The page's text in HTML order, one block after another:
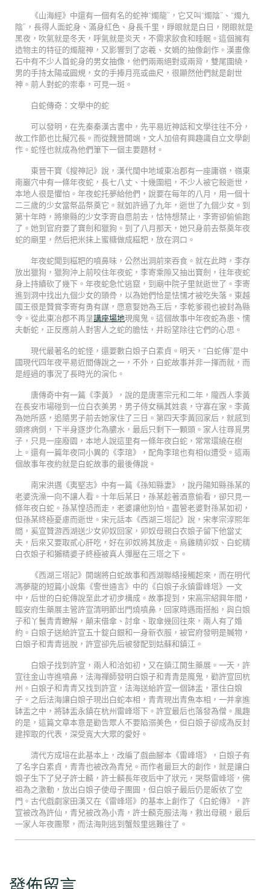
《山海經》中還有一個有名的蛇神“燭龍”，它又叫“燭陰”、“燭九
陰”，長得人面蛇身、滿身紅色、身長千里，睜眼就是白日，閉眼就是
黑夜，吹氣就是冬天，呼氣就是炎天，不需求飲食和睡眠。這個擁有
造物主的特征的燭龍神，又影響到了宓羲、女媧的抽像創作。漢畫像
石中有不少人首蛇身的男女抽像，他們兩兩絕對或兩背，雙尾圍繞，
男的手持太陽或圓規，女的手捧月亮或曲尺，很顯然他們就是創世
神。前人對蛇的崇奉，可見一斑。
白蛇傳奇：文學中的蛇
可以發明，在先秦秦漢古書中，先平易近神話和文學往往不分，
故工作節也比擬冗長。而從魏晉開端，文人加倍有興趣識自立文學創
作。蛇怪也就成為他們筆下一個主要題材。
東晉干寶《搜神記》說，漢代閩中地域東冶郡有一座庸嶺，嶺東
南巖穴中有一條年夜蛇，長七八丈、十幾圍粗，不少人被它殺逝世，
本地人很是懼怕。年夜蛇托夢給他們，說要在每年的八月，用一個十
二三歲的少女當祭品祭奠它。就如許過了九年，逝世了九個少女。到
第十年時，將樂縣的少女李寄自愿前去，怙恃想禁止，李寄卻偷偷跑
了。她到官府要了寶劍和獵狗。到了八月那天，她只身前去祭奠年夜
蛇的廟里，然后把米抹上蜜糖做成糍粑，放在洞口。
年夜蛇聞到糍粑的噴鼻味，公然出洞前來吞食。就在此時，李存
放出獵狗，獵狗沖上前咬住年夜蛇，李寄乘隙又抽出寶劍，往年夜蛇
身上持續砍了幾下。年夜蛇急忙逃竄，到廟中院子里就逝世了。李寄
進到洞中找出九個少女的頭骨，以為她們恰是怯懦才被吃失落。東越
國王很是贊賞李寄有勇有謀，愿意娶她為王后，李乾爹親也被封為縣
令。從此東冶郡不再呈講座場地現魔鬼。這個故事中年夜蛇為患、懦
夫斬蛇，正反應前人對害人之蛇的膽怯，并盼望除往它們的心思。
現代最著名的蛇怪，還要數白娘子白素貞。明天，“白蛇傳”是中
國現代四年夜平易近間傳說之一，不外，白蛇故事并非一揮而就，而
是經過的事況了長時光的演化。
唐傳奇中有一篇《李黃》，說的是唐憲宗元和二年，隴西人李黃
在長安市場碰到一位白衣美男，男子侍女稱其姓袁，守寡在家。李黃
為她所惑，追隨男子前去她家住了三日。第四天李黃回家后，就感到
頭疼病倒，下半身逐步化為膿水，最后只剩下一顆頭。家人往尋覓男
子，只見一座廢園，本地人說這里有一條年夜白蛇，常常環繞在樹
上。還有一篇年夜同小異的《李琯》，配角李琯也有相似遭受。這兩
個故事年夜約就是白蛇故事的最後傳說。
南宋洪邁《夷堅志》中有一篇《孫知縣妻》，說丹陽知縣孫某的
老婆洗澡一向不讓人看。十年后某日，孫某趁著酒意偷看，卻只見一
條年夜白蛇。孫某惶恐而走，老婆讓他別怕。盡管老婆對孫某如初，
但孫某終極憂慮而逝世。宋元話本《西湖三塔記》說，宋孝宗淳熙年
間，奚宣贊游西湖送少女卯奴回家，卯奴母親白衣娘子留下他當丈
夫，后來又要取貳心肝吃，好在卯奴將其放走。烏雞精卯奴、白蛇精
白衣娘子和獺精婆子終極被真人彈壓在三塔之下。
《西湖三塔記》開端將白蛇故事和西湖聯絡接觸起來，而在明代
馮夢龍的短篇小說集《警世通言》中的《白娘子永鎮雷峰塔》一文
中，后世的白蛇傳說至此才初步構成。故事提到，宋高宗紹興年間，
臨安府生藥展主管許宣清明節出門燒噴鼻，回家時遇雨搭船，與白娘
子和丫鬟青青瞭解，顛末借傘、討傘、取傘幾回往來，兩人有了婚
約。白娘子送給許宣五十錠白銀和一身新衣服，被官府發明是贓物，
白娘子和青青逃脫，許宣卻先后被發配到姑蘇和鎮江。
白娘子找到許宣，兩人和洽如初，又在鎮江開生藥展。一天，許
宣往金山寺進噴鼻，法海禪師發明白娘子和青青是魔鬼，勸許宣回杭
州。白娘子和青青又找到許宣，法海送給許宣一個缽盂，罩住白娘
子。之后法海讓白娘子現出白蛇本相，青青現出青魚本相，一并拿進
缽盂之中，將缽盂永鎮在杭州雷峰塔下。許宣最后也落發為僧。風趣
的是，這篇文章本意是勸告眾人不要陷溺美色，但白娘子卻成為反封
建搾取的代表，深受寬大大眾的愛好。
清代方成培在此基本上，改編了戲曲腳本《雷峰塔》，白娘子有
了名字白素貞，青青也被改為青兒。而作者最巨大的創作，就是讓白
娘子生下了兒子許士麟，許士麟長年夜后中了狀元，哭祭雷峰塔，佛
祖為之激動，放出白娘子使母子團圓，但白娘子最后仍是皈依了空
門。古代戲劇家田漢又在《雷峰塔》的基本上創作了《白蛇傳》，許
宣被改為許仙，青兒被改為小青，許士麟克服法海，救出母親，最后
一家人年夜團聚，而法海則逃到蟹殼里逃難往了。